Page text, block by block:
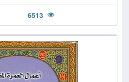
6513